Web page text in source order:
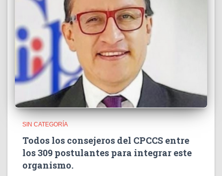
SIN CATEGORÍA
Todos los consejeros del CPCCS entre
los 309 postulantes para integrar este
organismo.